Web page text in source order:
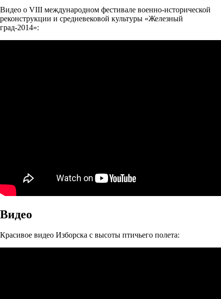
Видео о VIII международном фестивале военно-исторической
реконструкции и средневековой культуры «Железный
град-2014»:
Видео
Красивое видео Изборска с высоты птичьего полета: